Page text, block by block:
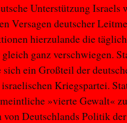
Unterstützung
Versagen deutscher
hierzulande die
ganz verschwiegen.
ein Großteil der
Kriegspartei.
»vierte Gewalt«
Deutschlands Politik der